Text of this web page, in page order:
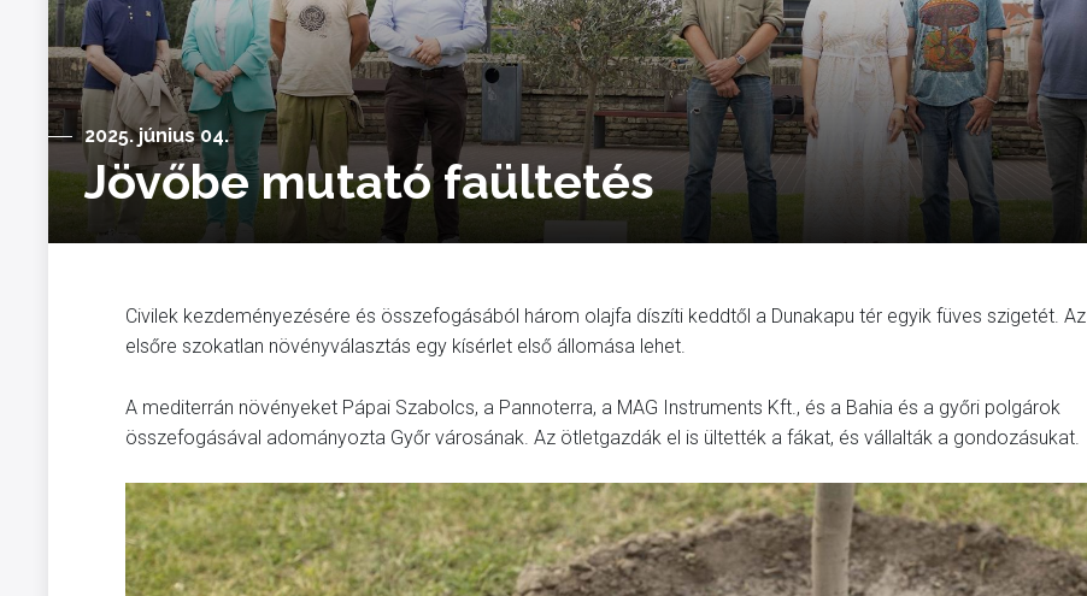
2025. június 04.
Jövőbe mutató faültetés
Civilek kezdeményezésére és összefogásából három olajfa díszíti keddtől a Dunakapu tér egyik füves szigetét. Az
elsőre szokatlan növényválasztás egy kísérlet első állomása lehet.
A mediterrán növényeket Pápai Szabolcs, a Pannoterra, a MAG Instruments Kft., és a Bahia és a győri polgárok
összefogásával adományozta Győr városának. Az ötletgazdák el is ültették a fákat, és vállalták a gondozásukat.